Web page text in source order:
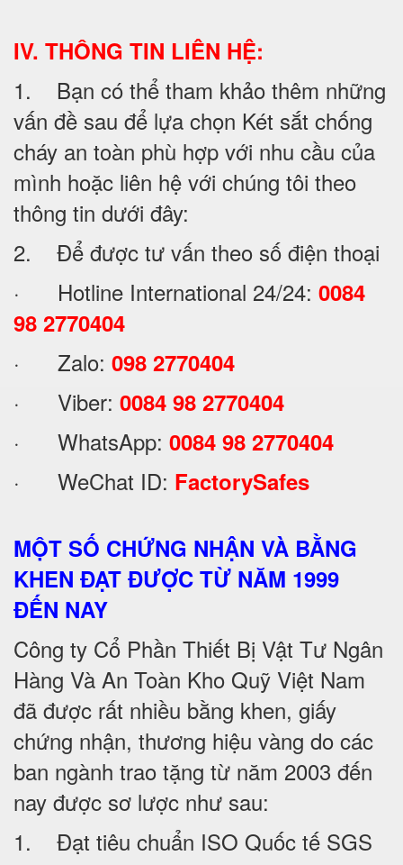
IV. THÔNG TIN LIÊN HỆ:
1. Bạn có thể tham khảo thêm những
vấn đề sau để lựa chọn Két sắt chống
cháy an toàn phù hợp với nhu cầu của
mình hoặc liên hệ với chúng tôi theo
thông tin dưới đây:
2. Để được tư vấn theo số điện thoại
· Hotline International 24/24: 0084
98 2770404
· Zalo: 098 2770404
· Viber: 0084 98 2770404
· WhatsApp: 0084 98 2770404
· WeChat ID: FactorySafes
MỘT SỐ CHỨNG NHẬN VÀ BẰNG
KHEN ĐẠT ĐƯỢC TỪ NĂM 1999
ĐẾN NAY
Công ty Cổ Phần Thiết Bị Vật Tư Ngân
Hàng Và An Toàn Kho Quỹ Việt Nam
đã được rất nhiều bằng khen, giấy
chứng nhận, thương hiệu vàng do các
ban ngành trao tặng từ năm 2003 đến
nay được sơ lược như sau:
1. Đạt tiêu chuẩn ISO Quốc tế SGS